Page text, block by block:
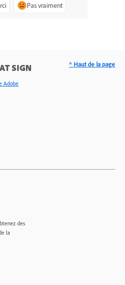
Pas vraiment
SIGN
Adobe
des
la
^ Haut de la page